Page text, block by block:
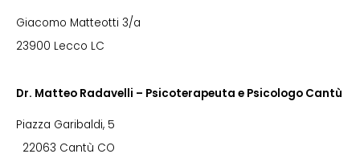
Giacomo Matteotti 3/a
23900 Lecco LC
Dr. Matteo Radavelli – Psicoterapeuta e Psicologo Cantù
Piazza Garibaldi, 5
22063 Cantù CO